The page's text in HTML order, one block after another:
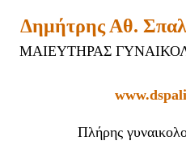
Δημήτρης Αθ.
ΜΑΙΕΥΤΗΡΑΣ
Πλήρης